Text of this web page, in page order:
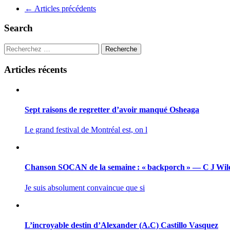
Navigation
pour
articles
← Articles précédents
Search
Recherche
Articles récents
Sept raisons de regretter d’avoir manqué Osheaga
Le grand festival de Montréal est, on l
Chanson SOCAN de la semaine : « backporch » — C J
Je suis absolument convaincue que si
L’incroyable destin d’Alexander (A.C) Castillo Vasquez